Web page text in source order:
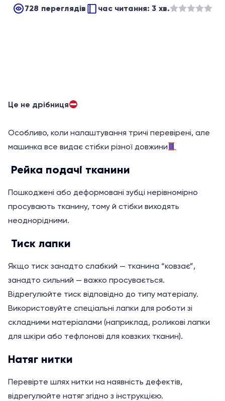
728 переглядів час читання: 3 хв.
Це не дрібниця
Особливо, коли налаштування тричі перевірені, але
машинка все видає стібки різної довжини
Рейка подачі тканини
Пошкоджені або деформовані зубці нерівномірно
просувають тканину, тому й стібки виходять
неоднорідними.
Тиск лапки
Якщо тиск занадто слабкий — тканина “ковзає”,
занадто сильний — важко просувається.
Відрегулюйте тиск відповідно до типу матеріалу.
Використовуйте спеціальні лапки для роботи зі
складними матеріалами (наприклад, роликові лапки
для шкіри або тефлонові для ковзких тканин).
Натяг нитки
Перевірте шлях нитки на наявність дефектів,
відрегулюйте натяг згідно з інструкцією.